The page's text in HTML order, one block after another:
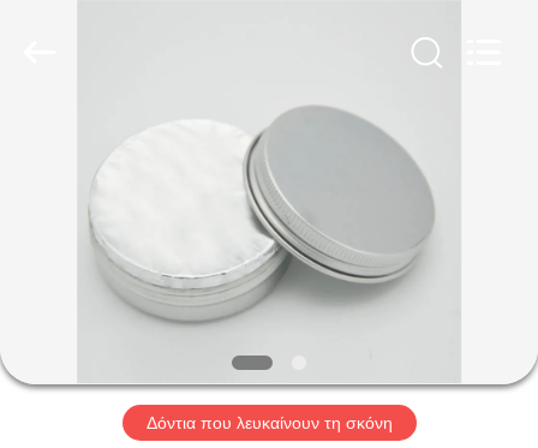
ΠΡΟΪΌΝΤΑ
ΒΊΝΤΕΟ
ΠΕΡΊΠΟΥ
ΕΜΕΊΣ
Δόντια που λευκαίνουν τη σκόνη